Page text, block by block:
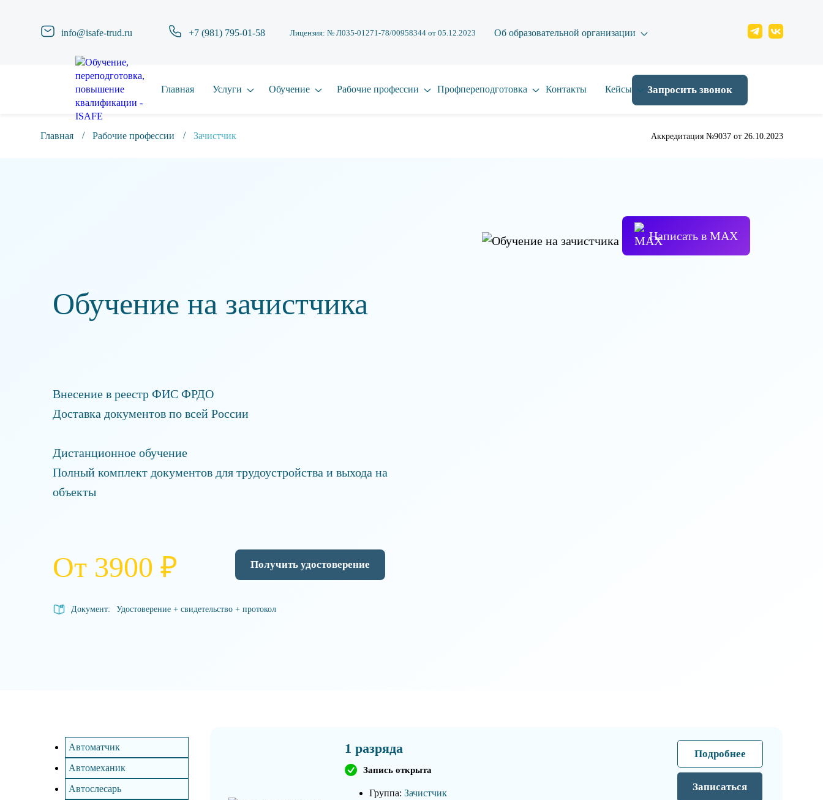
info@isafe-trud.ru +7 (981) 795-01-58 Лицензия: № Л035-01271-78/00958344 от 05.12.2023 Об образовательной организации
Главная Услуги Обучение Рабочие профессии Профпереподготовка Контакты Кейсы Запросить звонок
Главная Рабочие профессии Зачистчик Аккредитация №9037 от 26.10.2023
Обучение на зачистчика
Внесение в реестр ФИС ФРДО
Доставка документов по всей России
Дистанционное обучение
Полный комплект документов для трудоустройства и выхода на
объекты
От 3900 ₽ Получить удостоверение
Написать в МАХ
Документ: Удостоверение + свидетельство + протокол
Автоматчик
Автомеханик
Автослесарь
1 разряда
Запись открыта
Группа:Зачистчик
Подробнее
Записаться